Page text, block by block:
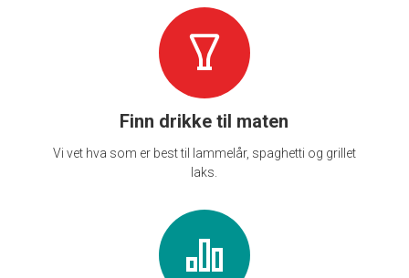
Finn drikke til maten
Vi vet hva som er best til lammelår, spaghetti og grillet
laks.